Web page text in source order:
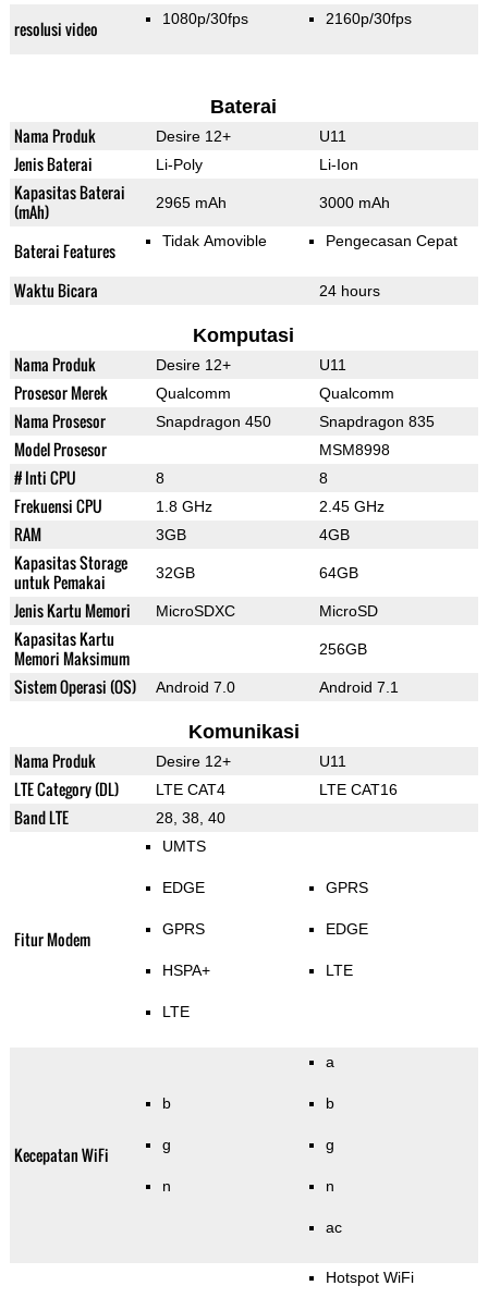
resolusi video 1080p/30fps 2160p/30fps
Baterai
Nama Produk Desire 12+ U11
Jenis Baterai Li-Poly Li-Ion
Kapasitas Baterai
(mAh)
2965 mAh 3000 mAh
Baterai Features Tidak Amovible Pengecasan Cepat
Waktu Bicara 24 hours
Komputasi
Nama Produk Desire 12+ U11
Prosesor Merek Qualcomm Qualcomm
Nama Prosesor Snapdragon 450 Snapdragon 835
Model Prosesor MSM8998
# Inti CPU 8 8
Frekuensi CPU 1.8 GHz 2.45 GHz
RAM 3GB 4GB
Kapasitas Storage
untuk Pemakai
32GB 64GB
Jenis Kartu Memori MicroSDXC MicroSD
Kapasitas Kartu
Memori Maksimum
256GB
Sistem Operasi (OS) Android 7.0 Android 7.1
Komunikasi
Nama Produk Desire 12+ U11
LTE Category (DL) LTE CAT4 LTE CAT16
Band LTE 28, 38, 40
Fitur Modem
UMTS
EDGE
GPRS
HSPA+
LTE
GPRS
EDGE
LTE
Kecepatan WiFi
b
g
n
a
b
g
n
ac
Hotspot WiFi